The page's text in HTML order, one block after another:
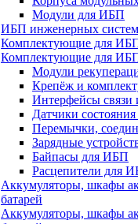
Модули для ИБП
ИБП инженерных систем
Комплектующие для
Комплектующие для
Модули
Крепёж и
Интерфейсы
Датчики
Перемычки,
Зарядные
Байпасы для ИБП
Расцепители для
Аккумуляторы, шкафы
батарей
Аккумуляторы, шкафы